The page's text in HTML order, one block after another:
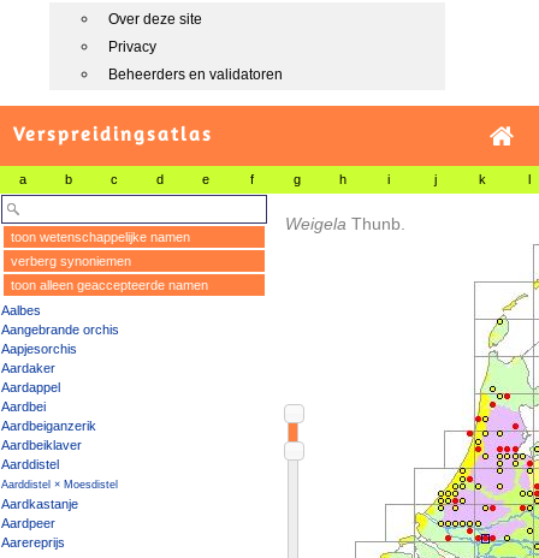
Over deze site
Privacy
Beheerders en validatoren
Verspreidingsatlas
a b c d e f g h i j k l
toon wetenschappelijke namen
verberg synoniemen
toon alleen geaccepteerde namen
Aalbes
Aangebrande orchis
Aapjesorchis
Aardaker
Aardappel
Aardbei
Aardbeiganzerik
Aardbeiklaver
Aarddistel
Aarddistel × Moesdistel
Aardkastanje
Aardpeer
Aarereprijs
Weigela Thunb.